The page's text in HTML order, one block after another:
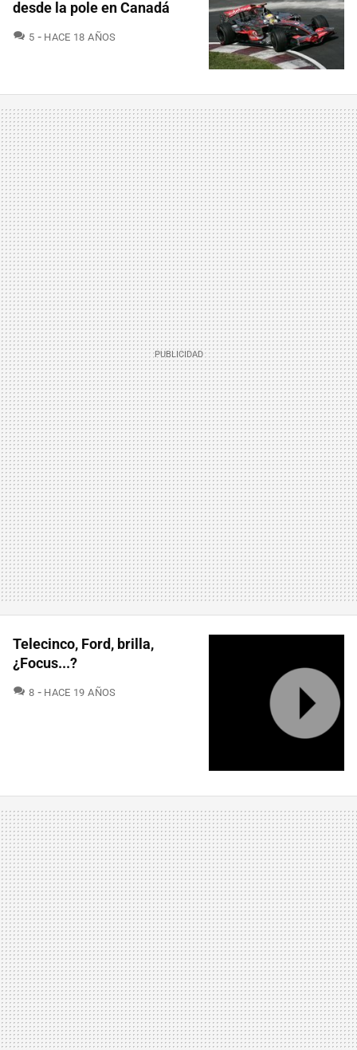
desde la pole en Canadá
5 COMENTARIOS
HACE 18 AÑOS
Telecinco, Ford, brilla,
¿Focus...?
8 COMENTARIOS
HACE 19 AÑOS